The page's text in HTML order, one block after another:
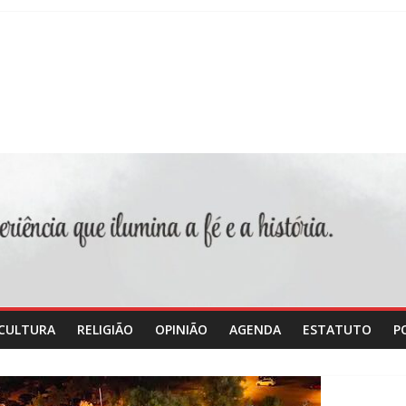
RELIGIÃO OPINIÃO AGENDA ESTATUTO